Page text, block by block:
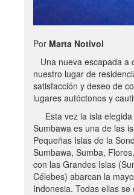
Por Marta Notivol
Una nueva escapada a
nuestro lugar de
satisfacción y deseo de
lugares autóctonos y
Esta vez la isla elegida
Sumbawa es una de las
Pequeñas Islas de la
Sumbawa, Sumba,
con las Grandes Islas
Célebes) abarcan la
Indonesia. Todas ellas